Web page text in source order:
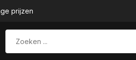
prijzen